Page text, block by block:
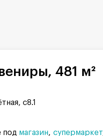
481 м²
с8.1
под магазин
супермаркет